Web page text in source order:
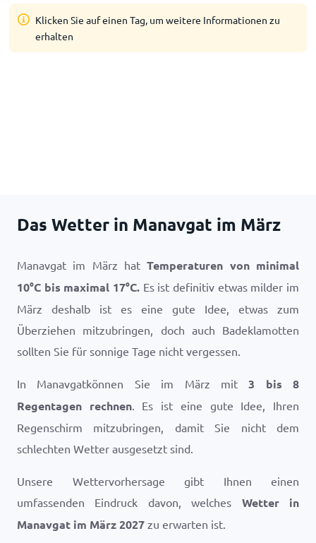
Klicken Sie auf einen Tag, um weitere Informationen zu
erhalten
Das Wetter in Manavgat im März
Manavgat im März hatTemperaturen von minimal
10°C bis maximal 17°C. Es ist definitiv etwas milder im
März deshalb ist es eine gute Idee, etwas zum
Überziehen mitzubringen, doch auch Badeklamotten
sollten Sie für sonnige Tage nicht vergessen.
In Manavgatkönnen Sie im März mit3 bis 8
Regentagen rechnen. Es ist eine gute Idee, Ihren
Regenschirm mitzubringen, damit Sie nicht dem
schlechten Wetter ausgesetzt sind.
Unsere Wettervorhersage gibt Ihnen einen
umfassenden Eindruck davon, welches Wetter in
Manavgat im März 2027 zu erwarten ist.